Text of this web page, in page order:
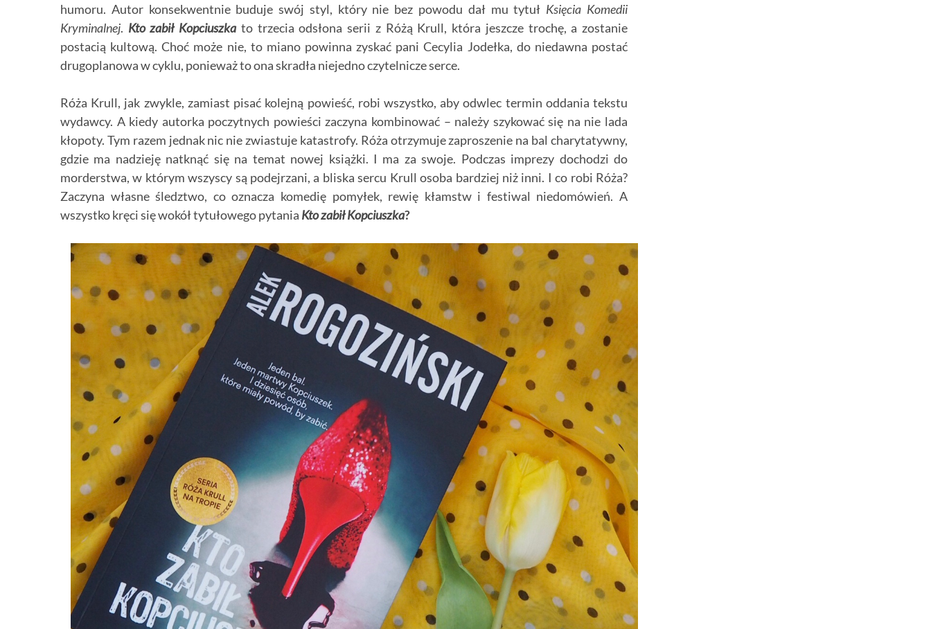
humoru. Autor konsekwentnie buduje swój styl, który nie bez powodu dał mu tytuł Księcia Komedii
Kryminalnej. Kto zabił Kopciuszkato trzecia odsłona serii z Różą Krull, która jeszcze trochę, a zostanie
postacią kultową. Choć może nie, to miano powinna zyskać pani Cecylia Jodełka, do niedawna postać
drugoplanowa w cyklu, ponieważ to ona skradła niejedno czytelnicze serce.
Róża Krull, jak zwykle, zamiast pisać kolejną powieść, robi wszystko, aby odwlec termin oddania tekstu
wydawcy. A kiedy autorka poczytnych powieści zaczyna kombinować – należy szykować się na nie lada
kłopoty. Tym razem jednak nic nie zwiastuje katastrofy. Róża otrzymuje zaproszenie na bal charytatywny,
gdzie ma nadzieję natknąć się na temat nowej książki. I ma za swoje. Podczas imprezy dochodzi do
morderstwa, w którym wszyscy są podejrzani, a bliska sercu Krull osoba bardziej niż inni. I co robi Róża?
Zaczyna własne śledztwo, co oznacza komedię pomyłek, rewię kłamstw i festiwal niedomówień. A
wszystko kręci się wokół tytułowego pytania Kto zabił Kopciuszka?